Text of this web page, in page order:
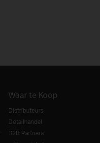
Waar te Koop
Distributeurs
Detailhandel
B2B Partners